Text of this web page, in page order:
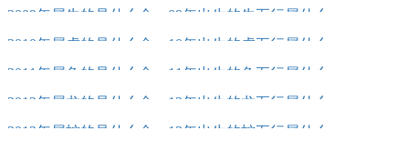
2009年属牛的是什么命，09年出生的牛五行属什么
2010年属虎的是什么命，10年出生的虎五行属什么
2011年属兔的是什么命，11年出生的兔五行属什么
2012年属龙的是什么命，12年出生的龙五行属什么
2013年属蛇的是什么命，13年出生的蛇五行属什么